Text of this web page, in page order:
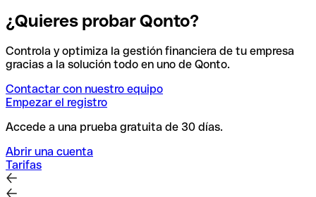
¿Quieres probar Qonto?
Controla y optimiza la gestión financiera de tu empresa
gracias a la solución todo en uno de Qonto.
Contactar con nuestro equipo
Empezar el registro
Accede a una prueba gratuita de 30 días.
Abrir una cuenta
Tarifas